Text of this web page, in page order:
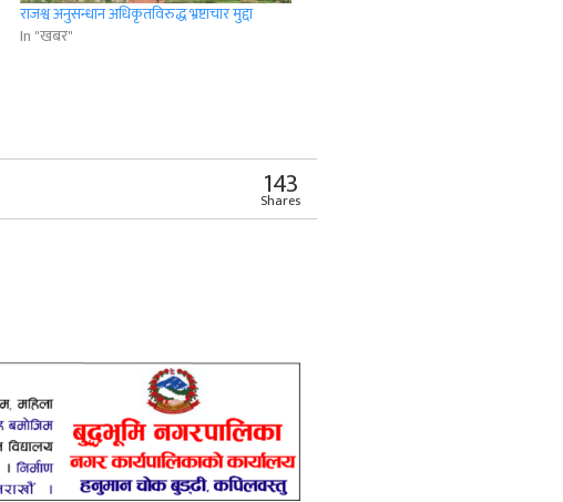
राजश्व अनुसन्धान अधिकृतविरुद्ध भ्रष्टाचार मुद्दा
In "खबर"
143
Shares